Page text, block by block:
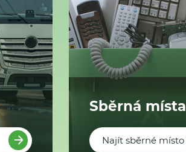
Sběrná místa
Najít sběrné místo